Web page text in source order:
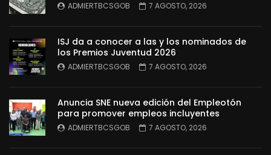
ADMIERTBCSGOB 7 AGOSTO, 2026
ISJ da a conocer a las y los nominados de
los Premios Juventud 2026
ADMIERTBCSGOB 7 AGOSTO, 2026
Anuncia SNE nueva edición del Empleotón
para promover empleos incluyentes
ADMIERTBCSGOB 7 AGOSTO, 2026